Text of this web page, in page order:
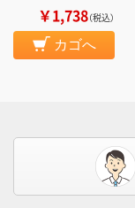
￥1,738（税込）
カゴへ